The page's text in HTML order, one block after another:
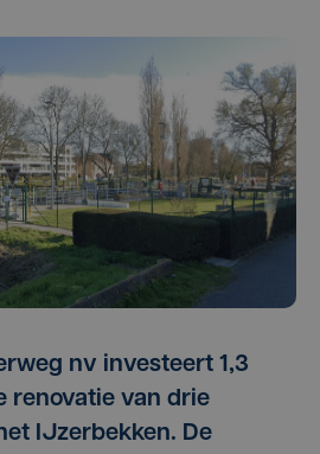
nv investeert 1,3
renovatie van drie
IJzerbekken. De